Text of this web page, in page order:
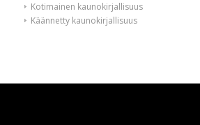
Kotimainen kaunokirjallisuus
Käännetty kaunokirjallisuus